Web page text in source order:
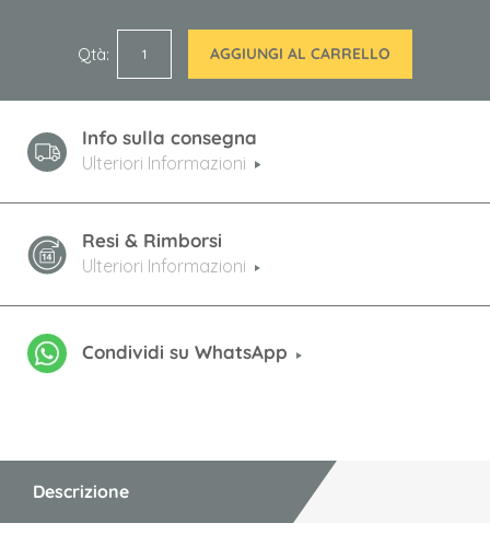
Qtà AGGIUNGI AL CARRELLO
Info sulla consegna
Ulteriori Informazioni
Resi & Rimborsi
Ulteriori Informazioni
Condividi su WhatsApp
Descrizione